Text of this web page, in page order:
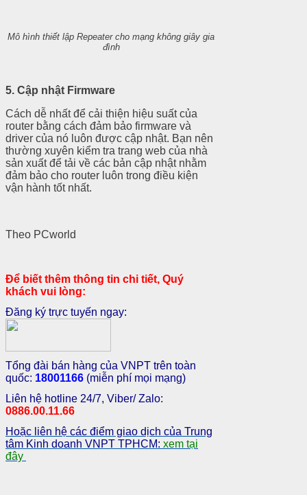
Mô hình thiết lập Repeater cho mạng không giây gia
đình
5. Cập nhật Firmware
Cách dễ nhất để cải thiện hiệu suất của
router bằng cách đảm bảo firmware và
driver của nó luôn được cập nhật. Bạn nên
thường xuyên kiểm tra trang web của nhà
sản xuất để tải về các bản cập nhật nhằm
đảm bảo cho router luôn trong điều kiện
vận hành tốt nhất.
Theo PCworld
Để biết thêm thông tin chi tiết, Quý
khách vui lòng:
Đăng ký trực tuyến ngay:
Tổng đài bán hàng của VNPT trên toàn
quốc: 18001166 (miễn phí mọi mạng)
Liên hệ hotline 24/7, Viber/ Zalo:
0886.00.11.66
Hoặc liên hệ các điểm giao dịch của Trung
tâm Kinh doanh VNPT TPHCM: xem tại
đây